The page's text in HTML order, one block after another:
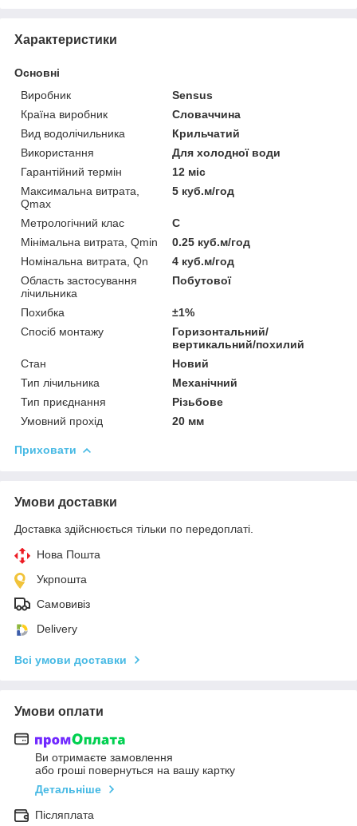
Характеристики
Основні
Виробник
Sensus
Країна виробник
Словаччина
Вид водолічильника
Крильчатий
Використання
Для холодної води
Гарантійний термін
12 міс
Максимальна витрата,
Qmax
5 куб.м/год
Метрологічний клас
С
Мінімальна витрата, Qmin
0.25 куб.м/год
Номінальна витрата, Qn
4 куб.м/год
Область застосування
лічильника
Побутової
Похибка
±1%
Спосіб монтажу
Горизонтальний/
вертикальний/похилий
Стан
Новий
Тип лічильника
Механічний
Тип приєднання
Різьбове
Умовний прохід
20 мм
Приховати
Умови доставки
Доставка здійснюється тільки по передоплаті.
Нова Пошта
Укрпошта
Самовивіз
Delivery
Всі умови доставки
Умови оплати
Ви отримаєте замовлення
або гроші повернуться на вашу картку
Детальніше
Післяплата